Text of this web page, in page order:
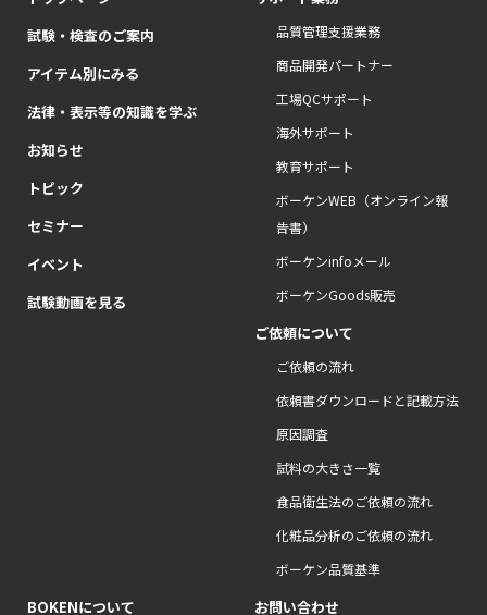
試験・検査のご案内
アイテム別にみる
法律・表示等の知識を学ぶ
お知らせ
トピック
セミナー
イベント
試験動画を見る
品質管理支援業務
商品開発パートナー
工場QCサポート
海外サポート
教育サポート
ボーケンWEB（オンライン報
告書）
ボーケンinfoメール
ボーケンGoods販売
ご依頼について
ご依頼の流れ
依頼書ダウンロードと記載方法
原因調査
試料の大きさ一覧
食品衛生法のご依頼の流れ
化粧品分析のご依頼の流れ
ボーケン品質基準
BOKENについて
お問い合わせ